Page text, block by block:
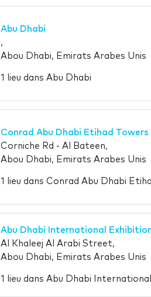
Abu Dhabi
,
Abou Dhabi, Emirats Arabes Unis
1 lieu dans Abu Dhabi
Conrad Abu Dhabi Etihad Towers
Corniche Rd - Al Bateen,
Abou Dhabi, Emirats Arabes Unis
1 lieu dans Conrad Abu Dhabi
Abu Dhabi International
Al Khaleej Al Arabi Street,
Abou Dhabi, Emirats Arabes Unis
1 lieu dans Abu Dhabi